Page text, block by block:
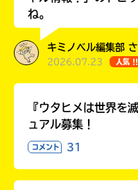
ね。
キミノベル編集部
2026.07.23 人気 !!
『ウタヒメは世界を
ュアル募集！
コメント 31